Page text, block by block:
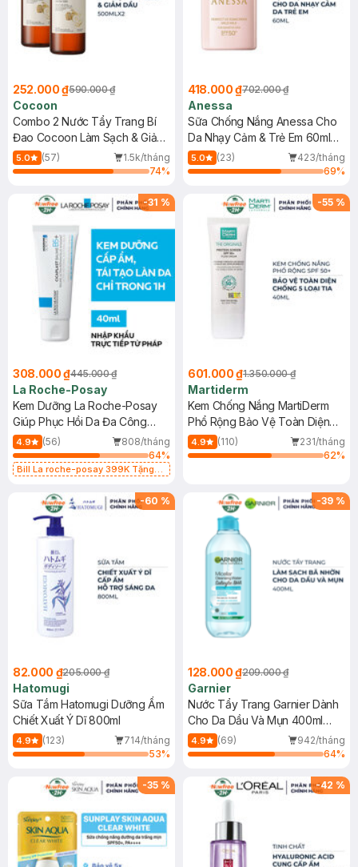
252.000 ₫590.000 ₫
Cocoon
Combo 2 Nước Tẩy Trang Bí
Đao Cocoon Làm Sạch & Giảm
Dầu 500ml
5.0 (57)
1.5k/tháng
74%
418.000 ₫702.000 ₫
Anessa
Sữa Chống Nắng Anessa Cho
Da Nhạy Cảm & Trẻ Em 60ml
(Mới)
5.0 (23)
423/tháng
69%
-31 %
308.000 ₫445.000 ₫
La Roche-Posay
Kem Dưỡng La Roche-Posay
Giúp Phục Hồi Da Đa Công
Dụng 40ml
4.9 (56)
808/tháng
64%
Bill La roche-posay 399K Tặng
(SL có hạn)
-55 %
601.000 ₫1.350.000 ₫
Martiderm
Kem Chống Nắng MartiDerm
Phổ Rộng Bảo Vệ Toàn Diện
40ml
4.9 (110)
231/tháng
62%
-60 %
82.000 ₫205.000 ₫
Hatomugi
Sữa Tắm Hatomugi Dưỡng Ẩm
Chiết Xuất Ý Dĩ 800ml
4.9 (123)
714/tháng
53%
-39 %
128.000 ₫209.000 ₫
Garnier
Nước Tẩy Trang Garnier Dành
Cho Da Dầu Và Mụn 400ml
(Mới)
4.9 (69)
942/tháng
64%
-35 % -42 %